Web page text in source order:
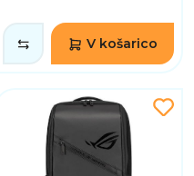
V košarico